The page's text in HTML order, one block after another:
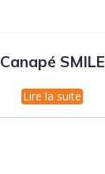
Canapé SMILE
Lire la suite